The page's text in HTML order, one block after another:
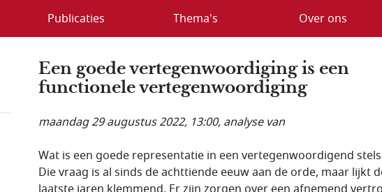
Publicaties Thema's Over ons
Een goede vertegenwoordiging is een
functionele vertegenwoordiging
maandag 29 augustus 2022, 13:00, analyse van
Wat is een goede representatie in een vertegenwoordigend
Die vraag is al sinds de achttiende eeuw aan de orde, maar lijkt